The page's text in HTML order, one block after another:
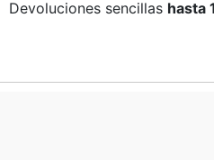
Devoluciones sencillas hasta